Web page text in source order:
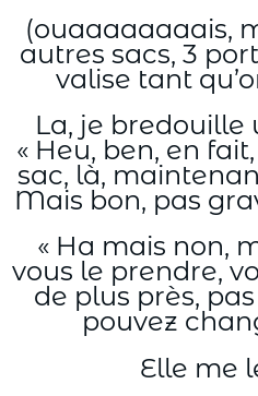
(ouaaaaaaaais,
autres sacs, 3
valise tant
La, je bredouille
« Heu, ben, en
sac, là,
Mais bon, pas
« Ha mais non,
vous le prendre,
de plus près,
pouvez
Elle me